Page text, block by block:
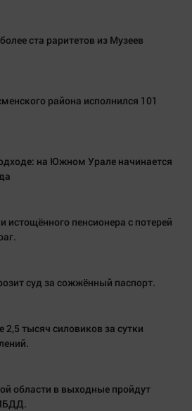
ста раритетов из Музеев
района исполнился 101
на Южном Урале начинается
пенсионера с потерей
суд за сожжённый паспорт.
тысяч силовиков за сутки
области в выходные пройдут